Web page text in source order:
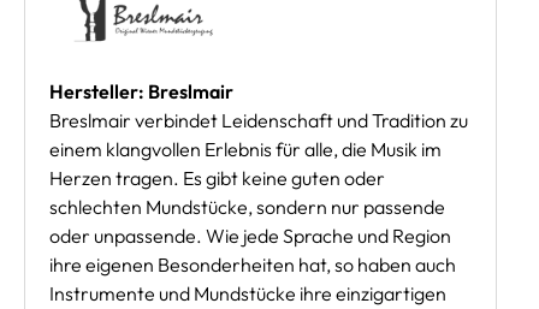
Hersteller: Breslmair
Breslmair verbindet Leidenschaft und Tradition zu
einem klangvollen Erlebnis für alle, die Musik im
Herzen tragen. Es gibt keine guten oder
schlechten Mundstücke, sondern nur passende
oder unpassende. Wie jede Sprache und Region
ihre eigenen Besonderheiten hat, so haben auch
Instrumente und Mundstücke ihre einzigartigen